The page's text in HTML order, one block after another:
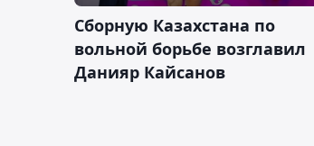
Сборную Казахстана по
вольной борьбе возглавил
Данияр Кайсанов